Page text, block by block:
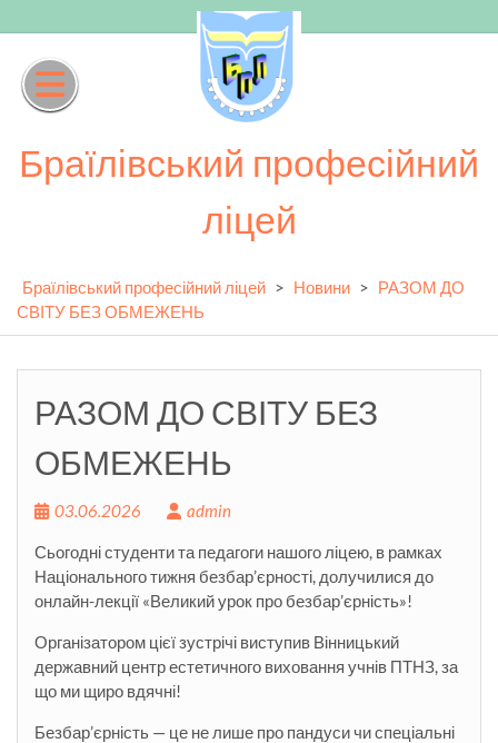
to
content
Браїлівський професійний
ліцей
Браїлівський професійний ліцей > Новини > РАЗОМ ДО
СВІТУ БЕЗ ОБМЕЖЕНЬ
РАЗОМ ДО СВІТУ БЕЗ
ОБМЕЖЕНЬ
03.06.2026 admin
Сьогодні студенти та педагоги нашого ліцею, в рамках
Національного тижня безбар’єрності, долучилися до
онлайн-лекції «Великий урок про безбар’єрність»!
Організатором цієї зустрічі виступив Вінницький
державний центр естетичного виховання учнів ПТНЗ, за
що ми щиро вдячні!
Безбар’єрність — це не лише про пандуси чи спеціальні